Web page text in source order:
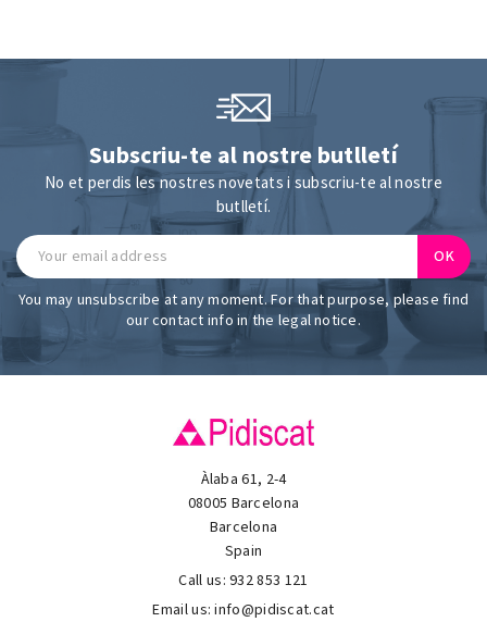
Subscriu-te al nostre butlletí
No et perdis les nostres novetats i subscriu-te al nostre
butlletí.
You may unsubscribe at any moment. For that purpose, please find
our contact info in the legal notice.
Àlaba 61, 2-4
08005 Barcelona
Barcelona
Spain
Call us:932 853 121
Email us:info@pidiscat.cat